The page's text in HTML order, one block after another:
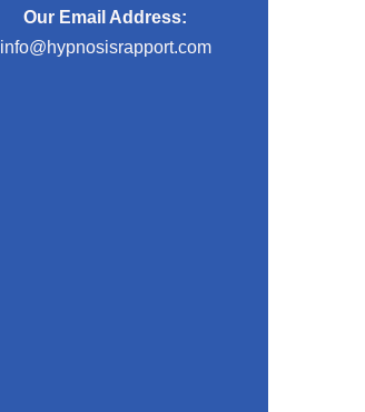
Our Email Address:
info@hypnosisrapport.com